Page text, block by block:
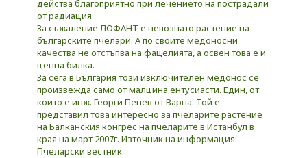
действа благоприятно при лечението на пострадали
от радиация.
За съжаление ЛОФАНТ е непознато растение на
българските пчелари. А по своите медоносни
качества не отстъпва на фацелията, а освен това е и
ценна билка.
За сега в България този изключителен медонос се
произвежда само от малцина ентусиасти. Един, от
които е инж. Георги Пенев от Варна. Той е
представил това интересно за пчеларите растение
на Балканския конгрес на пчеларите в Истанбул в
края на март 2007г. Източник на информация:
Пчеларски вестник